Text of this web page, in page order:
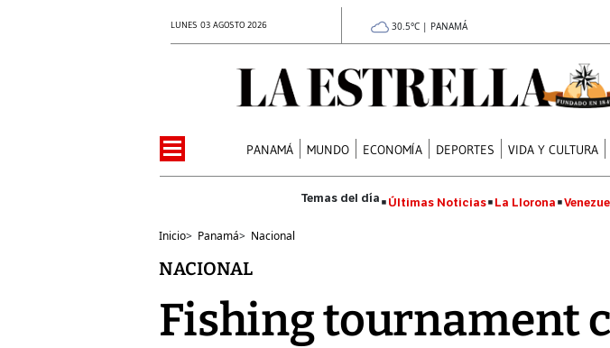
LUNES 03 AGOSTO 2026 30.5°C | PANAMÁ
PANAMÁ MUNDO ECONOMÍA DEPORTES VIDA Y CULTURA
Últimas Noticias La Llorona
Inicio> Panamá> Nacional
NACIONAL
Fishing tournament